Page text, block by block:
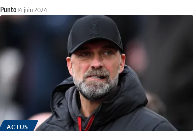
Punto 4 juin 2024
ACTUS